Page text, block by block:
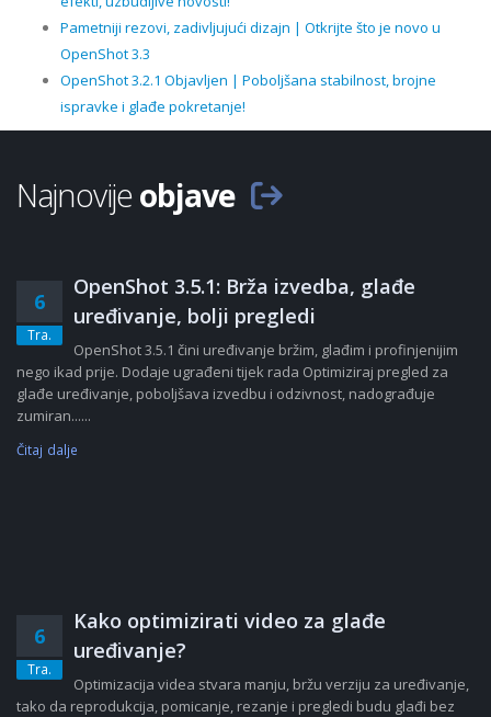
Pametniji rezovi, zadivljujući dizajn | Otkrijte što je novo u
OpenShot 3.3
OpenShot 3.2.1 Objavljen | Poboljšana stabilnost, brojne
ispravke i glađe pokretanje!
Najnovijeobjave
6
Tra.
OpenShot 3.5.1: Brža izvedba, glađe
uređivanje, bolji pregledi
OpenShot 3.5.1 čini uređivanje bržim, glađim i profinjenijim
nego ikad prije. Dodaje ugrađeni tijek rada Optimiziraj pregled za
glađe uređivanje, poboljšava izvedbu i odzivnost, nadograđuje
zumiran......
Čitaj dalje
6
Tra.
Kako optimizirati video za glađe
uređivanje?
Optimizacija videa stvara manju, bržu verziju za uređivanje,
tako da reprodukcija, pomicanje, rezanje i pregledi budu glađi bez